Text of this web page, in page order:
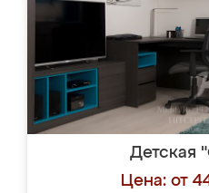
Детская
Цена: от